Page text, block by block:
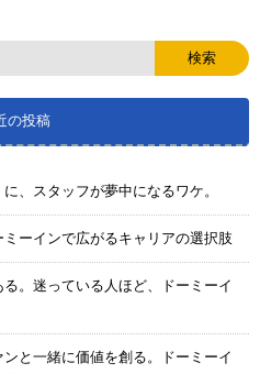
の投稿
、スタッフが夢中になるワケ。
ーインで広がるキャリアの選択肢
。迷っている人ほど、ドーミーイ
ンと一緒に価値を創る。ドーミーイ